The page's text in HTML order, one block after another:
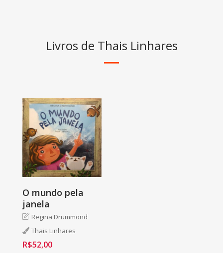
Livros de Thais Linhares
O mundo pela
janela
Regina Drummond
Thais Linhares
R$52,00